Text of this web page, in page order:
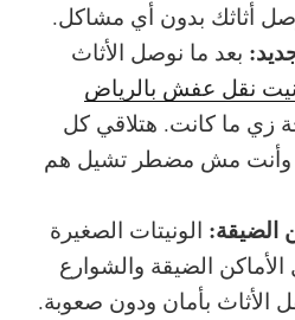
أثاثك بدون أي مشاكل.
بعد ما نوصل الأثاث
نقل عفش بالرياض
زي ما كانت. هتلاقي كل
وأنت مش مضطر تشيل هم
الضيقة: الونيتات الصغيرة
الضيقة والشوارع
الأثاث بأمان ودون صعوبة.